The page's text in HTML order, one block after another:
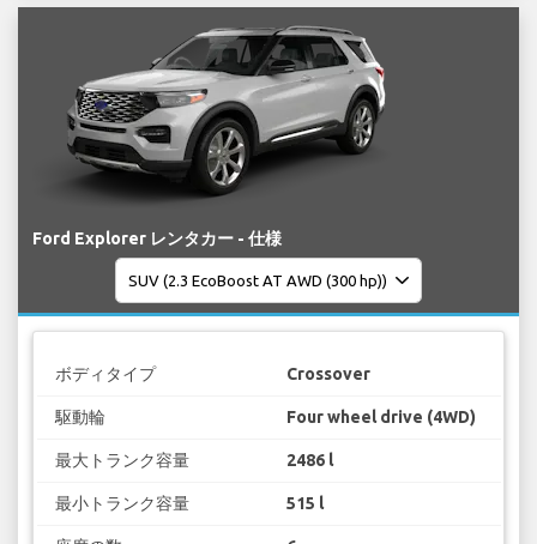
Ford Explorer レンタカー - 仕様
ボディタイプ Crossover
駆動輪 Four wheel drive (4WD)
最大トランク容量 2486 l
最小トランク容量 515 l